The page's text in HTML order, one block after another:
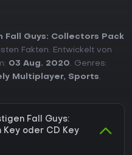
Fall Guys: Collectors Pack
Fakten. Entwickelt von
03 Aug. 2020. Genres:
Multiplayer, Sports.
Fall Guys:
oder CD Key